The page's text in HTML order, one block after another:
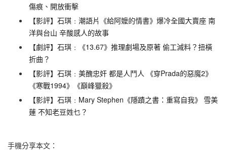
傷痕、開放衝擊
【影評】石琪﹕潮語片《給阿嬤的情書》爆冷全國大賣座 南
洋與台山 辛酸感人的故事
【劇評】石琪﹕《13.67》推理劇場及原著 偷工減料？扭橫
折曲？
【影評】石琪﹕美醜忠奸 都是人鬥人 《穿Prada的惡魔2》
《寒戰1994》《巔峰獵殺》
【影評】石琪﹕Mary Stephen《隱蹟之書：重寫自我》 雪美
蓮 不知老豆姓乜？
手機分享本文：